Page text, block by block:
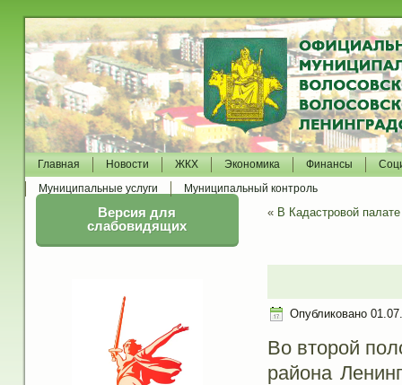
Главная Новости ЖКХ Экономика Финансы
Муниципальные услуги
Муниципальный контроль
Версия для
слабовидящих
« В Кадастровой
Опубликовано
Во второй
района